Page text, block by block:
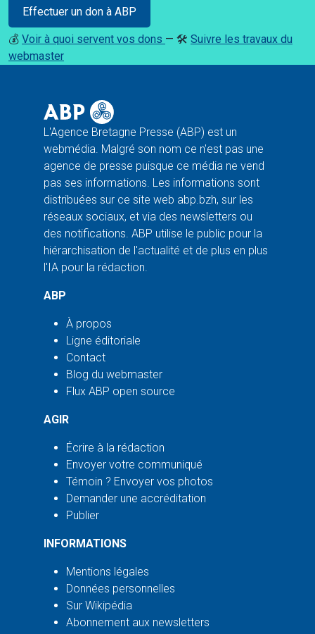
Effectuer un don à ABP
💰 Voir à quoi servent vos dons — 🛠️ Suivre les travaux du
webmaster
L'Agence Bretagne Presse (ABP) est un
webmédia. Malgré son nom ce n'est pas une
agence de presse puisque ce média ne vend
pas ses informations. Les informations sont
distribuées sur ce site web abp.bzh, sur les
réseaux sociaux, et via des newsletters ou
des notifications. ABP utilise le public pour la
hiérarchisation de l'actualité et de plus en plus
l'IA pour la rédaction.
ABP
À propos
Ligne éditoriale
Contact
Blog du webmaster
Flux ABP open source
AGIR
Écrire à la rédaction
Envoyer votre communiqué
Témoin ? Envoyer vos photos
Demander une accréditation
Publier
INFORMATIONS
Mentions légales
Données personnelles
Sur Wikipédia
Abonnement aux newsletters